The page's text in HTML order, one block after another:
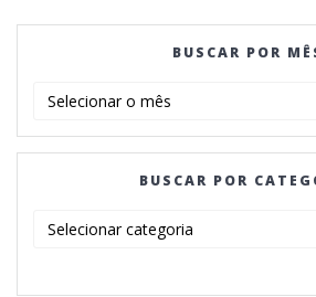
BUSCAR POR
MÊS
BUSCAR POR